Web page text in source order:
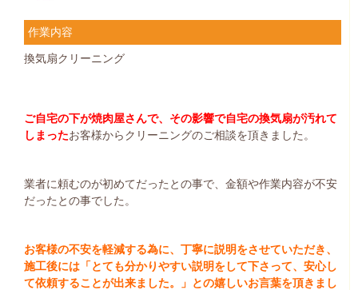
作業内容
換気扇クリーニング
ご自宅の下が焼肉屋さんで、その影響で自宅の換気扇が汚れて
しまったお客様からクリーニングのご相談を頂きました。
業者に頼むのが初めてだったとの事で、金額や作業内容が不安
だったとの事でした。
お客様の不安を軽減する為に、丁寧に説明をさせていただき、
施工後には「とても分かりやすい説明をして下さって、安心し
て依頼することが出来ました。」との嬉しいお言葉を頂きまし